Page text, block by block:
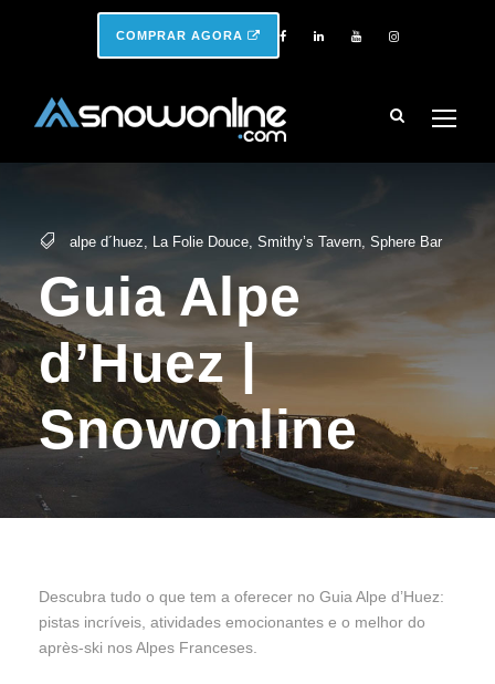
COMPRAR AGORA
alpe d´huez, La Folie Douce, Smithy’s Tavern, Sphere Bar
Guia Alpe
d’Huez |
Snowonline
Descubra tudo o que tem a oferecer no Guia Alpe d’Huez:
pistas incríveis, atividades emocionantes e o melhor do
après-ski nos Alpes Franceses.